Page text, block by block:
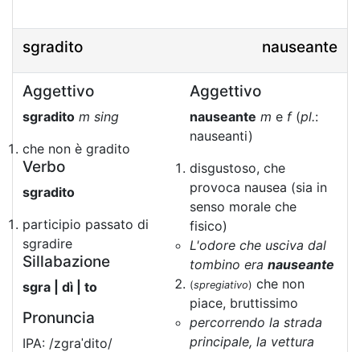
sgradito nauseante
Aggettivo
sgradito m sing
che non è gradito
Verbo
sgradito
participio passato di
sgradire
Sillabazione
sgra | dì | to
Pronuncia
IPA: /zgraˈdito/
Aggettivo
nauseante m e f(pl.:
nauseanti)
disgustoso, che
provoca nausea (sia in
senso morale che
fisico)
L'odore che usciva dal
tombino era nauseante
(spregiativo) che non
piace, bruttissimo
percorrendo la strada
principale, la vettura